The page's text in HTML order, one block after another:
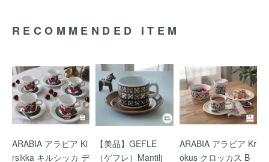
RECOMMENDED ITEM
ARABIA アラビア Ki
rsikka キルシッカ デ
【美品】GEFLE
（ゲフレ）Mantilj
ARABIA アラビア Kr
okus クロッカス B